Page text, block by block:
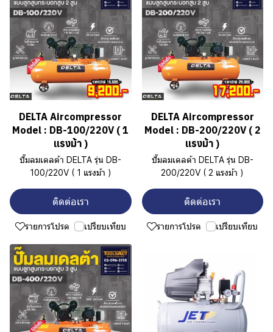
DELTA Aircompressor
Model : DB-100/220V ( 1
แรงม้า )
ปั๊มลมเดลต้า DELTA รุ่น DB-
100/220V ( 1 แรงม้า )
ติดต่อเรา
รายการโปรด เปรียบเทียบ
DELTA Aircompressor
Model : DB-200/220V ( 2
แรงม้า )
ปั๊มลมเดลต้า DELTA รุ่น DB-
200/220V ( 2 แรงม้า )
ติดต่อเรา
รายการโปรด เปรียบเทียบ